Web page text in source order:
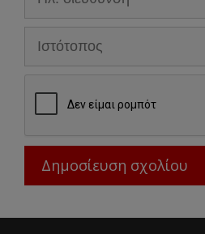
διεύθυνση
Ιστότοπος